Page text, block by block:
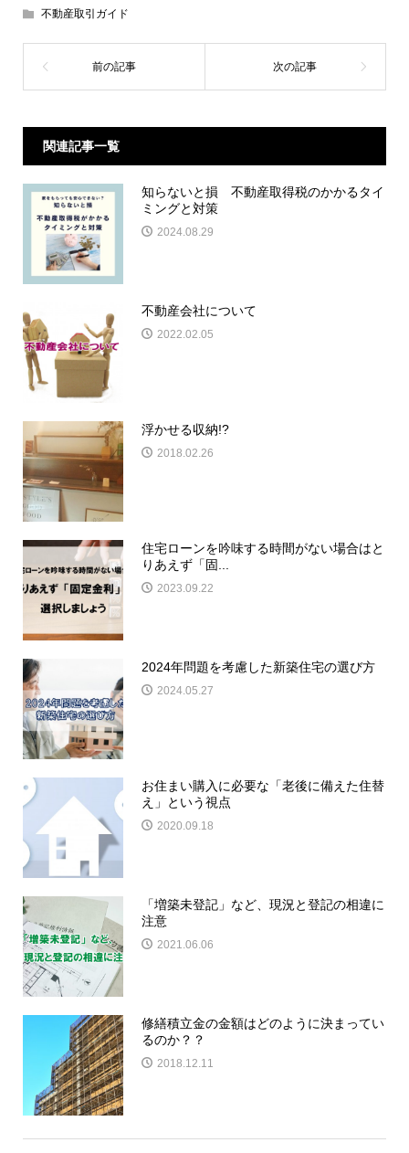
不動産取引ガイド
関連記事一覧
知らないと損 不動産取得税のかかるタイ
ミングと対策
2024.08.29
不動産会社について
2022.02.05
浮かせる収納!?
2018.02.26
住宅ローンを吟味する時間がない場合はと
りあえず「固...
2023.09.22
2024年問題を考慮した新築住宅の選び方
2024.05.27
お住まい購入に必要な「老後に備えた住替
え」という視点
2020.09.18
「増築未登記」など、現況と登記の相違に
注意
2021.06.06
修繕積立金の金額はどのように決まってい
るのか？？
2018.12.11